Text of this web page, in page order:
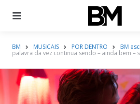
BM MUSICAIS POR DENTRO BM
palavra da vez continua sendo – ainda bem –